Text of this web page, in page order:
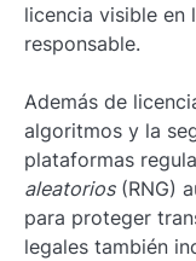
licencia visible en
responsable.
Además de
algoritmos y la
plataformas
aleatorios(RNG)
para proteger
legales también